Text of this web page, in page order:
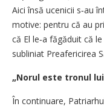
Aici însă ucenicii s‑au
motive: pentru că au
că El le‑a făgăduit că
subliniat Preafericirea
„Norul este tronul
În continuare,